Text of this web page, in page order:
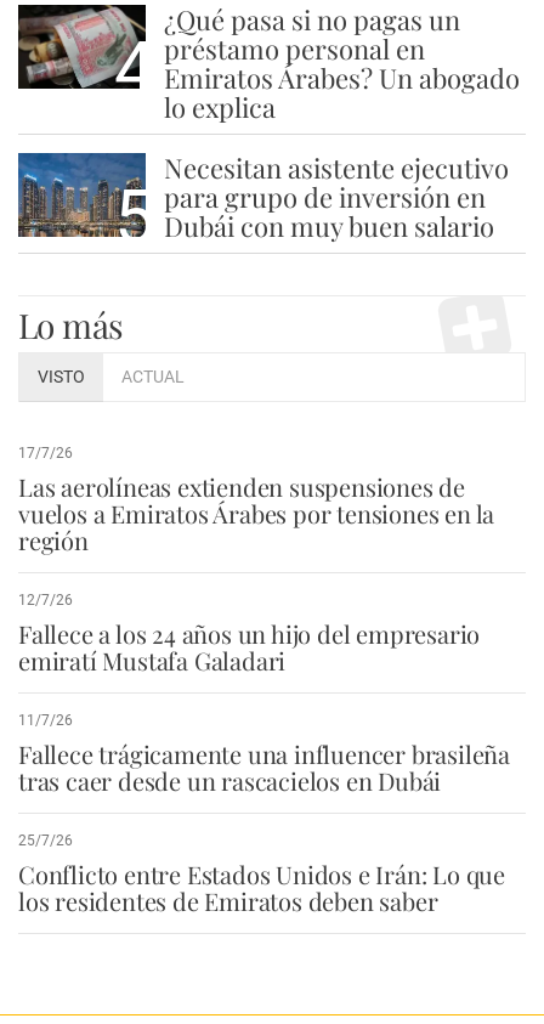
4
¿Qué pasa si no pagas un
préstamo personal en
Emiratos Árabes? Un abogado
lo explica
5
Necesitan asistente ejecutivo
para grupo de inversión en
Dubái con muy buen salario
Lo más
VISTO ACTUAL
17/7/26
Las aerolíneas extienden suspensiones de
vuelos a Emiratos Árabes por tensiones en la
región
12/7/26
Fallece a los 24 años un hijo del empresario
emiratí Mustafa Galadari
11/7/26
Fallece trágicamente una influencer brasileña
tras caer desde un rascacielos en Dubái
25/7/26
Conflicto entre Estados Unidos e Irán: Lo que
los residentes de Emiratos deben saber